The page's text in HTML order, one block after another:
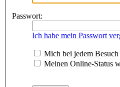
Passwort:
Ich habe mein Passwort
Mich bei jedem
Meinen Online-Status